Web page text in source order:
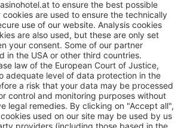
Cuisino Ges.m.b.H.
CasinòHotel Velden
am Corso 10
Velden am Wörthersee